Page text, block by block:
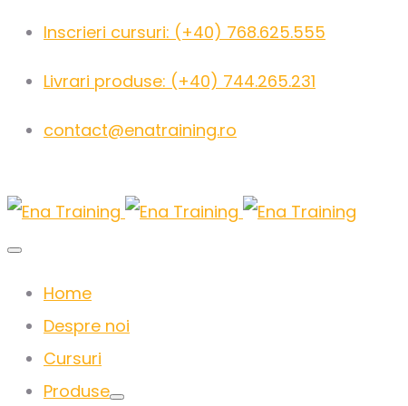
Inscrieri cursuri: (+40) 768.625.555
Livrari produse: (+40) 744.265.231
contact@enatraining.ro
Home
Despre noi
Cursuri
Produse